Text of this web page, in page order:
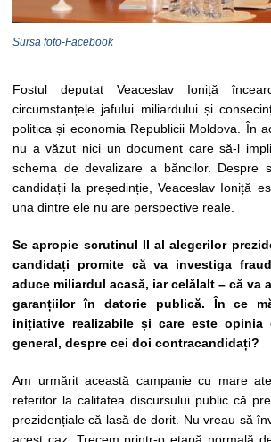
Sursa foto-Facebook
Fostul deputat Veaceslav Ioniță
circumstanțele jafului miliardului și
politica și economia Republicii Moldova. În
nu a văzut nici un document care să-l
schema de devalizare a băncilor. Despre
candidații la președinție, Veaceslav Ioniță
una dintre ele nu are perspective reale.
Se apropie scrutinul II al alegerilor
candidați promite că va investiga
aduce miliardul acasă, iar celălalt – că va
garanțiilor în datorie publică. În ce
inițiative realizabile și care este opinia
general, despre cei doi contracandidați?
Am urmărit această campanie cu mare
referitor la calitatea discursului public că
prezidențiale că lasă de dorit. Nu vreau să
acest caz. Trecem printr-o etapă normală